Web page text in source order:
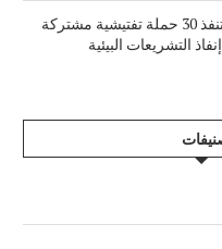
وزارة التغير المناخي والبيئة تنفذ 30 حملة تفتيشية مشتركة
التشريعات البيئية